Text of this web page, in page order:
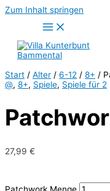
Zum Inhalt springen
Start / Alter / 6-12 / 8+ /
@, 8+, Spiele, Spiele für 2
27,99 €